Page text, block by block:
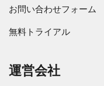
お問い合わせフォーム
無料トライアル
運営会社